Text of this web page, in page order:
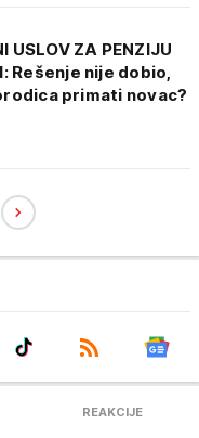
USLOV ZA PENZIJU
Rešenje nije dobio,
primati novac?
REAKCIJE